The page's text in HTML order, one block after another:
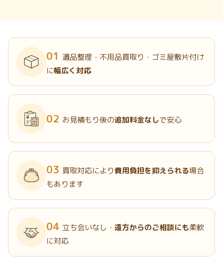
01 遺品整理・不用品買取り・ゴミ屋敷片付け
に幅広く対応
02 お見積もり後の追加料金なしで安心
03 買取対応により費用負担を抑えられる場合
もあります
04 立ち会いなし・ 遠方からのご相談にも柔軟
に対応